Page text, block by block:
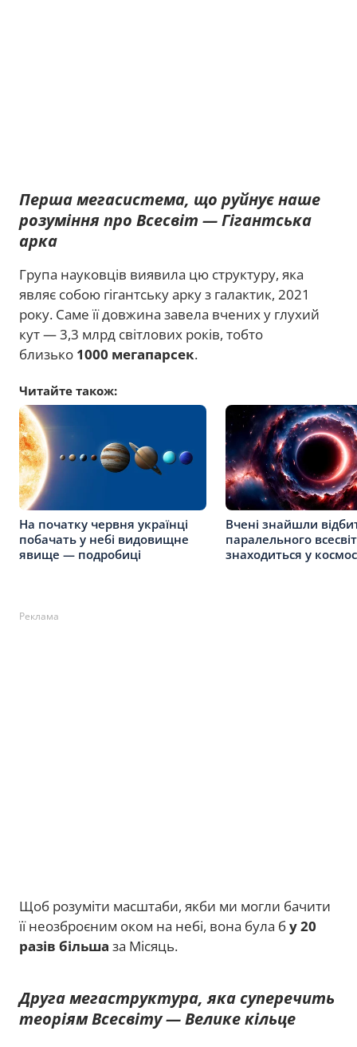
Перша мегасистема, що руйнує наше
розуміння про Всесвіт — Гігантська
арка
Група науковців виявила цю структуру, яка
являє собою гігантську арку з галактик, 2021
року. Саме її довжина завела вчених у глухий
кут — 3,3 млрд світлових років, тобто
близько 1000 мегапарсек.
Читайте також:
На початку червня українці
побачать у небі видовищне
явище — подробиці
Вчені знайшли
паралельного
знаходиться у
Реклама
Щоб розуміти масштаби, якби ми могли бачити
її неозброєним оком на небі, вона була бу 20
разів більша за Місяць.
Друга мегаструктура, яка суперечить
теоріям Всесвіту — Велике кільце